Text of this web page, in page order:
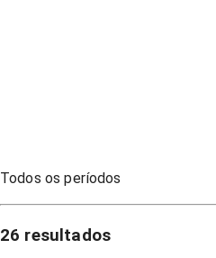
Todos os períodos
26 resultados